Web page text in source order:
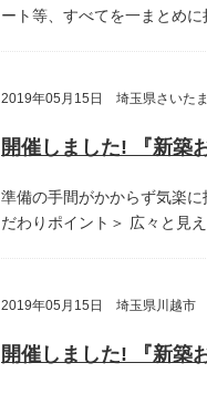
ート等、すべてを一まとめ
2019年05月15日 埼玉県さいた
準備の手間がかからず気楽に
だわりポイント＞ 広々と見
2019年05月15日 埼玉県川越市